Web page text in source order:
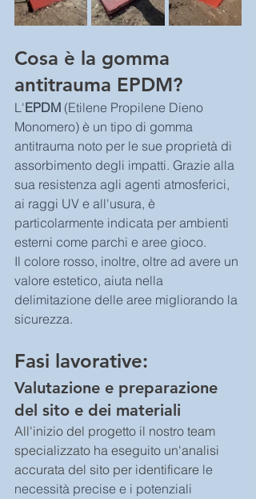
Cosa è la gomma
antitrauma EPDM?
L'EPDM (Etilene Propilene Dieno
Monomero) è un tipo di gomma
antitrauma noto per le sue proprietà di
assorbimento degli impatti. Grazie alla
sua resistenza agli agenti atmosferici,
ai raggi UV e all'usura, è
particolarmente indicata per ambienti
esterni come parchi e aree gioco.
Il colore rosso, inoltre, oltre ad avere un
valore estetico, aiuta nella
delimitazione delle aree migliorando la
sicurezza.
Fasi lavorative:
Valutazione e preparazione
del sito e dei materiali
All'inizio del progetto il nostro team
specializzato ha eseguito un'analisi
accurata del sito per identificare le
necessità precise e i potenziali